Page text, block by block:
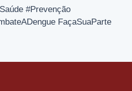
#Prevenção
FaçaSuaParte